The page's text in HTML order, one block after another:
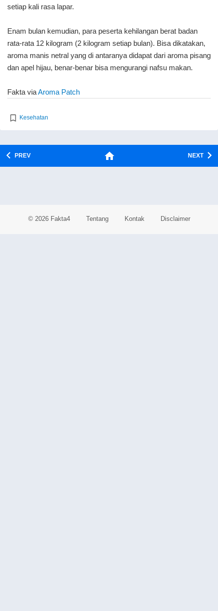
setiap kali rasa lapar.
Enam bulan kemudian, para peserta kehilangan berat badan
rata-rata 12 kilogram (2 kilogram setiap bulan). Bisa dikatakan,
aroma manis netral yang di antaranya didapat dari aroma pisang
dan apel hijau, benar-benar bisa mengurangi nafsu makan.
Fakta viaAroma Patch
Kesehatan
PREV NEXT
© 2026 Fakta4 Tentang Kontak Disclaimer